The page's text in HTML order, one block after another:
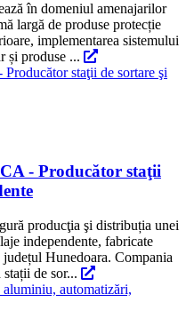
în domeniul amenajarilor
largă de produse protecție
implementarea sistemului
și produse ...
- Producător staţii
producţia şi distribuția unei
independente, fabricate
Hunedoara. Compania
de sor...